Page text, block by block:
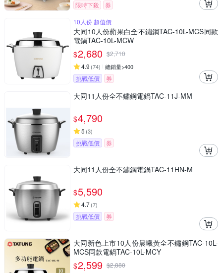
限時下殺
券
10人份 超值價
大同10人份蘋果白全不鏽鋼TAC-10L-MCS同款
電鍋TAC-10L-MCW
$2,680 $2,710
4.9 (74) 總銷量>400
挑戰低價 券
大同11人份全不鏽鋼電鍋TAC-11J-MM
$4,790
5 (3)
挑戰低價 券
大同11人份全不鏽鋼電鍋TAC-11HN-M
$5,590
4.7(7)
挑戰低價 券
大同新色上市10人份晨曦黃全不鏽鋼TAC-10L-
MCS同款電鍋TAC-10L-MCY
$2,599 $2,880